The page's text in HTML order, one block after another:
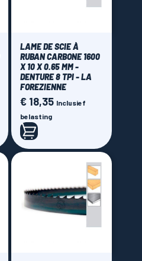
LAME DE SCIE À
RUBAN CARBONE 1600
X 10 X 0.65 MM -
DENTURE 8 TPI - LA
FOREZIENNE
Prijs
€ 18,35 Inclusief
belasting